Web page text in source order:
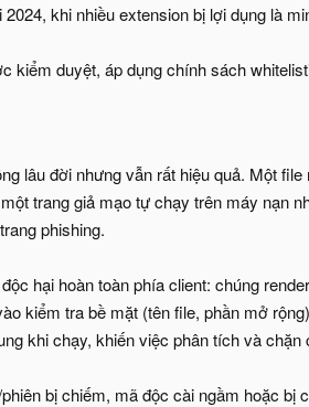
khi nhiều extension bị lợi dụng là
kiểm duyệt, áp dụng chính sách
lâu đời nhưng vẫn rất hiệu quả. Một
trang giả mạo tự chạy trên máy nạn
phishing.
hại hoàn toàn phía client: chúng
kiểm tra bề mặt (tên file, phần mở
khi chạy, khiến việc phân tích và chặn
bị chiếm, mã độc cài ngầm hoặc